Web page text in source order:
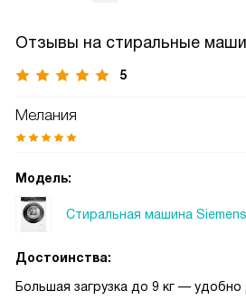
Отзывы на стиральные
5
Мелания
Модель:
Стиральная машина
Достоинства:
Большая загрузка до 9 кг — удобно